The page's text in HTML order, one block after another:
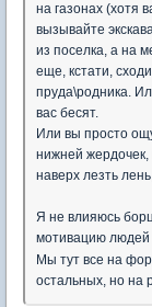
на газонах (хотя
вызывайте
из поселка, а на
еще, кстати,
пруда\родника.
вас бесят.
Или вы просто
нижней жердочек,
наверх лезть
Я не влияюсь
мотивацию людей
Мы тут все на
остальных, но на